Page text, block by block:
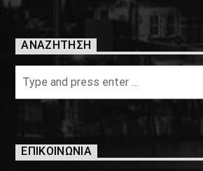
ΑΝΑΖΉΤΗΣΗ
ΕΠΙΚΟΙΝΩΝΊΑ